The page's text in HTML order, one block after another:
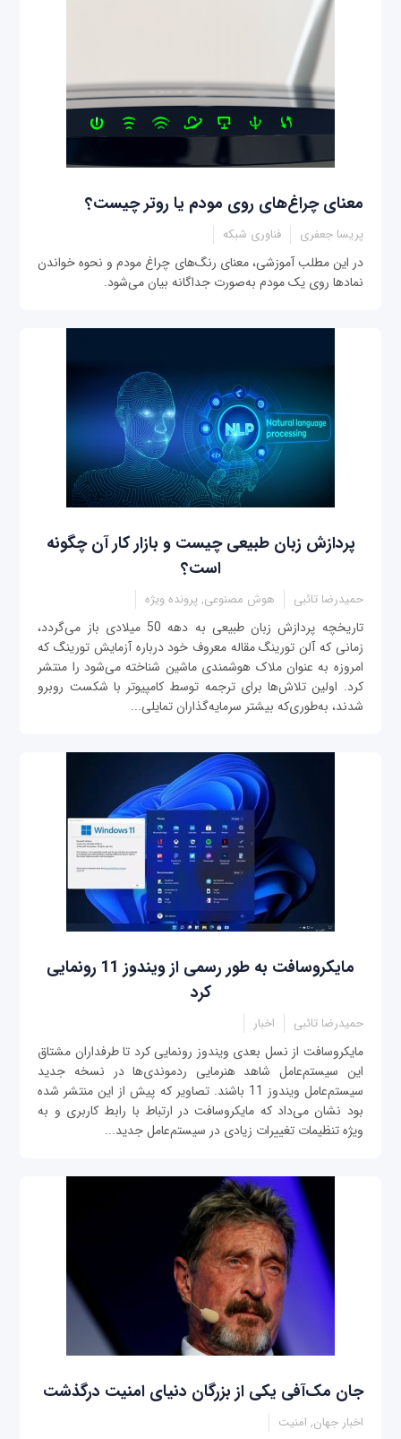
معنای چراغ‌های روی مودم یا روتر چیست؟
پریسا جعفری فناوری شبکه
در این مطلب آموزشی، معنای رنگ‌های چراغ مودم و نحوه خواندن
نمادها روی یک مودم به‌صورت جداگانه بیان می‌شود.
پردازش زبان‌ طبیعی چیست و بازار کار آن چگونه
است؟
حمیدرضا تائبی هوش مصنوعی, پرونده ویژه
تاریخچه پردازش زبان طبیعی به دهه 50 میلادی باز می‌گردد،
زمانی که آلن تورینگ مقاله معروف خود درباره آزمایش تورینگ که
امروزه به عنوان ملاک هوشمندی ماشین شناخته می‌شود را منتشر
کرد. اولین تلاش‌ها برای ترجمه توسط کامپیوتر با شکست روبرو
شدند، به‌طوری‌که بیشتر سرمایه‌گذاران تمایلی...
مایکروسافت به طور رسمی از ویندوز 11 رونمایی
کرد
حمیدرضا تائبی اخبار
مایکروسافت از نسل بعدی ویندوز رونمایی کرد تا طرفداران مشتاق
این سیستم‌عامل شاهد هنرمایی ردموندی‌ها در نسخه جدید
سیستم‌عامل ویندوز 11 باشند. تصاویر که پیش از این منتشر شده
بود نشان می‌داد که مایکروسافت در ارتباط با رابط کاربری و به
ویژه تنظیمات تغییرات زیادی در سیستم‌عامل جدید...
جان مک‌آفی یکی از بزرگان دنیای امنیت درگذشت
اخبار جهان, امنیت